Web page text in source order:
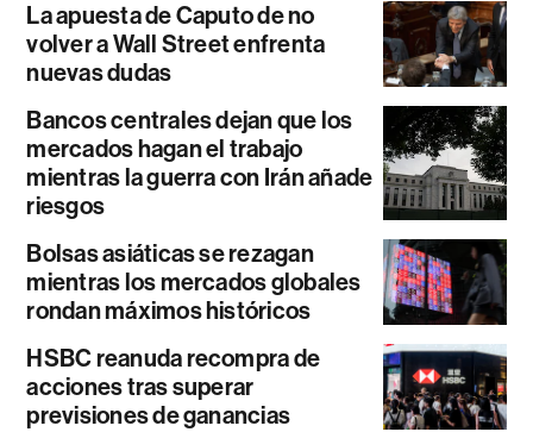
La apuesta de Caputo de no
volver a Wall Street enfrenta
nuevas dudas
Bancos centrales dejan que los
mercados hagan el trabajo
mientras la guerra con Irán añade
riesgos
Bolsas asiáticas se rezagan
mientras los mercados globales
rondan máximos históricos
HSBC reanuda recompra de
acciones tras superar
previsiones de ganancias